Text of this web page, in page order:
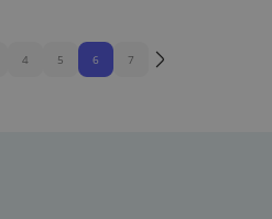
4 5 6 7